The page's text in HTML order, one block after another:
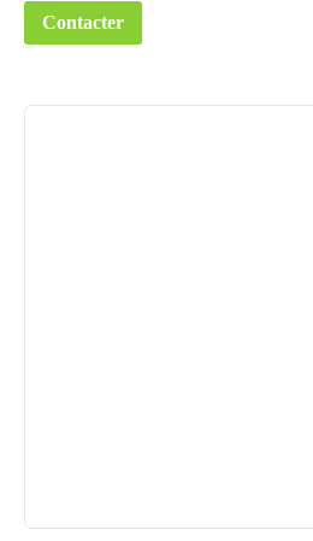
Contacter